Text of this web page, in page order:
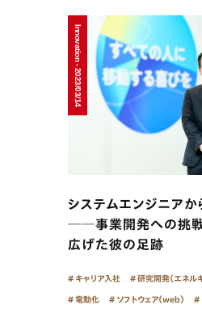
Innovation - 2023/03/14
システムエンジニア
──事業開発への挑
広げた彼の足跡
キャリア入社 研究開発（エネル
電動化 ソフトウェア（web）